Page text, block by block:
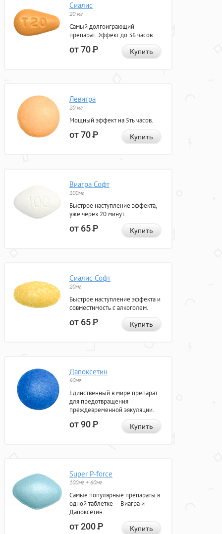
Сиалис
20 мг
Самый долгоиграющий
препарат. Эффект до 36 часов.
от 70Р Купить
Левитра
20 мг
Мощный эффект на 5ть часов.
от 70Р Купить
Виагра Софт
100мг
Быстрое наступление эффекта,
уже через 20 минут.
от 65Р Купить
Сиалис Софт
20мг
Быстрое наступление эффекта и
совместимость с алкоголем.
от 65Р Купить
Дапоксетин
60мг
Единственный в мире препарат
для предотвращения
преждевременной эякуляции.
от 90Р Купить
Super P-force
100мг + 60мг
Самые популярные препараты в
одной таблетке — Виагра и
Дапоксетин.
от 200Р Купить